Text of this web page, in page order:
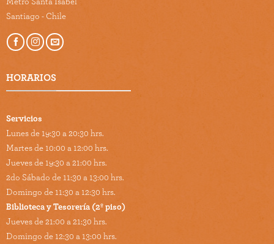
Santiago - Chile
HORARIOS
Servicios
Lunes de 19:30 a 20:30 hrs.
Martes de 10:00 a 12:00 hrs.
Jueves de 19:30 a 21:00 hrs.
2do Sábado de 11:30 a 13:00 hrs.
Domingo de 11:30 a 12:30 hrs.
Biblioteca y Tesorería (2º piso)
Jueves de 21:00 a 21:30 hrs.
Domingo de 12:30 a 13:00 hrs.